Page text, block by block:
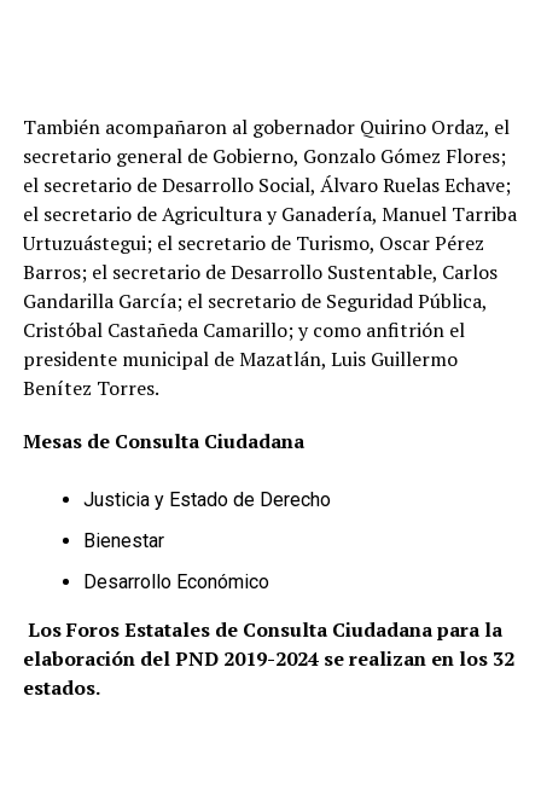
También acompañaron al gobernador Quirino Ordaz, el
secretario general de Gobierno, Gonzalo Gómez Flores;
el secretario de Desarrollo Social, Álvaro Ruelas Echave;
el secretario de Agricultura y Ganadería, Manuel Tarriba
Urtuzuástegui; el secretario de Turismo, Oscar Pérez
Barros; el secretario de Desarrollo Sustentable, Carlos
Gandarilla García; el secretario de Seguridad Pública,
Cristóbal Castañeda Camarillo; y como anfitrión el
presidente municipal de Mazatlán, Luis Guillermo
Benítez Torres.
Mesas de Consulta Ciudadana
Justicia y Estado de Derecho
Bienestar
Desarrollo Económico
Los Foros Estatales de Consulta Ciudadana para la
elaboración del PND 2019-2024 se realizan en los 32
estados.